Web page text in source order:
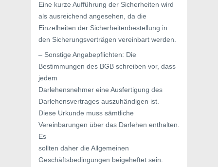
Eine kurze Aufführung der Sicherheiten wird
als ausreichend angesehen, da die
Einzelheiten der Sicherheitenbestellung in
den Sicherungsverträgen vereinbart werden.
– Sonstige Angabepflichten: Die
Bestimmungen des BGB schreiben vor, dass
jedem
Darlehensnehmer eine Ausfertigung des
Darlehensvertrages auszuhändigen ist.
Diese Urkunde muss sämtliche
Vereinbarungen über das Darlehen enthalten.
Es
sollten daher die Allgemeinen
Geschäftsbedingungen beigeheftet sein.